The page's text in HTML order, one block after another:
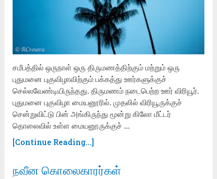
சமீபத்தில் ஒருநாள் ஒரு திருமணத்திற்கும் மற்றும் ஒரு
புதுமனை புகுவிழாவிற்கும் பக்கத்து ஊர்களுக்குச்
செல்லவேண்டியிருந்தது. திருமணம் நடைபெற்ற ஊர் விரியூர்.
புதுமனை புகுவிழா மையனூரில். முதலில் விரியூருக்குச்
சென்றுவிட்டு பின் அங்கிருந்து மூன்று கிலோ மீட்டர்
தொலைவில் உள்ள மையனூருக்குச் …
[Continue Reading...]
நவீன கொலைகாரர்கள்